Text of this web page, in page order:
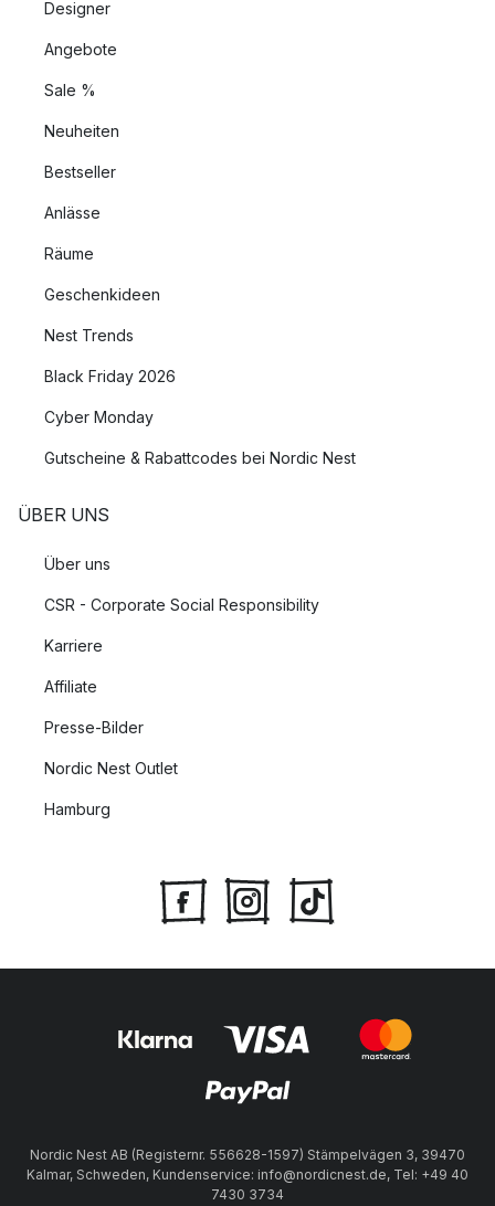
Designer
Angebote
Sale %
Neuheiten
Bestseller
Anlässe
Räume
Geschenkideen
Nest Trends
Black Friday 2026
Cyber Monday
Gutscheine & Rabattcodes bei Nordic Nest
ÜBER UNS
Über uns
CSR - Corporate Social Responsibility
Karriere
Affiliate
Presse-Bilder
Nordic Nest Outlet
Hamburg
Nordic Nest AB (Registernr. 556628-1597) Stämpelvägen 3, 39470
Kalmar, Schweden, Kundenservice: info@nordicnest.de, Tel: +49 40
7430 3734